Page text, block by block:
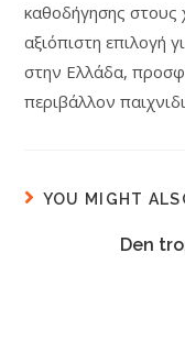
καθοδήγησης στους
αξιόπιστη επιλογή
στην Ελλάδα,
περιβάλλον
YOU MIGHT
Den